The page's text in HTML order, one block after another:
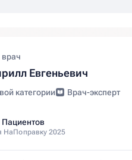
Евгеньевич
категории Врач-эксперт
НаПоправку 2025